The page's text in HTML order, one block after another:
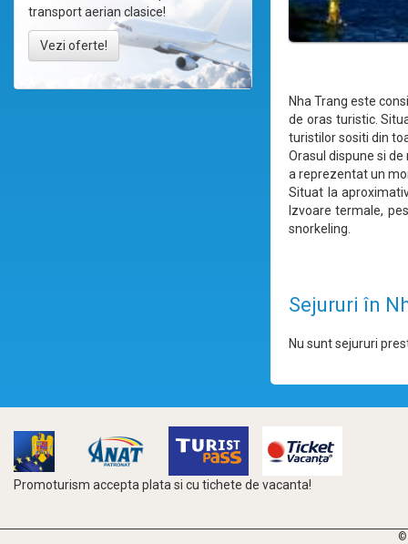
transport aerian clasice!
Vezi oferte!
Nha Trang este
de oras turistic.
turistilor sositi din
Orasul dispune si
a reprezentat un
Situat la
Izvoare termale,
snorkeling.
Sejururi în
Nu sunt sejururi
Promoturism accepta plata si cu tichete de vacanta!
©